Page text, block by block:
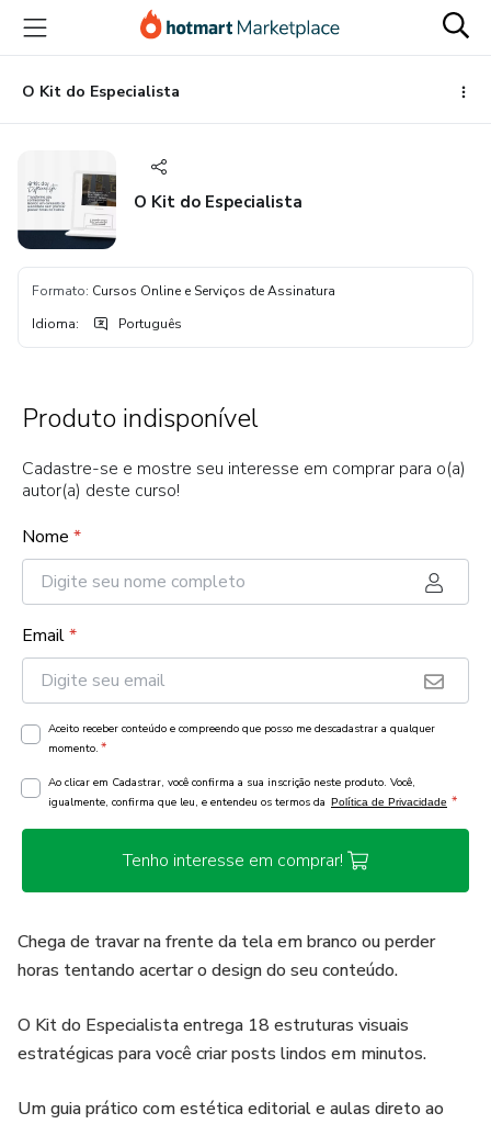
para
conteúdo
principal
para
pagamento
para
rodapé
O Kit do Especialista
O Kit do Especialista
Formato: Cursos Online e Serviços de Assinatura
Idioma: Português
Produto indisponível
Cadastre-se e mostre seu interesse em comprar para o(a)
autor(a) deste curso!
Nome *
Email*
Aceito receber conteúdo e compreendo que posso me descadastrar a qualquer
momento. *
Ao clicar em Cadastrar, você confirma a sua inscrição neste produto. Você,
igualmente, confirma que leu, e entendeu os termos da Política de Privacidade *
Tenho interesse em comprar!
Chega de travar na frente da tela em branco ou perder
horas tentando acertar o design do seu conteúdo.
O Kit do Especialista entrega 18 estruturas visuais
estratégicas para você criar posts lindos em minutos.
Um guia prático com estética editorial e aulas direto ao